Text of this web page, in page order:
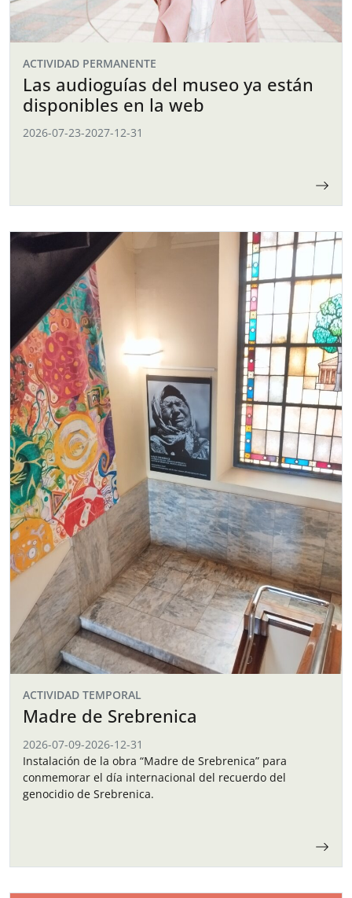
ACTIVIDAD PERMANENTE
Las audioguías del museo ya están
disponibles en la web
2026-07-23-2027-12-31
ACTIVIDAD TEMPORAL
Madre de Srebrenica
2026-07-09-2026-12-31
Instalación de la obra “Madre de Srebrenica” para
conmemorar el día internacional del recuerdo del
genocidio de Srebrenica.